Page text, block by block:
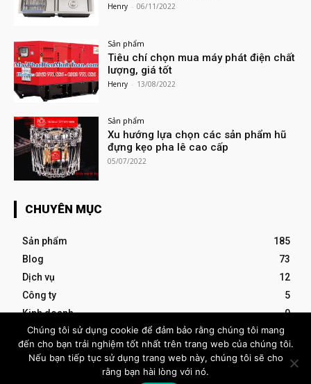
Henry - 06/11/2022
Sản phẩm
Tiêu chí chọn mua máy phát điện chất
lượng, giá tốt
Henry - 13/08/2022
Sản phẩm
Xu hướng lựa chọn các sản phẩm hũ
đựng kẹo pha lê cao cấp
05/07/2022
CHUYÊN MỤC
Sản phẩm
185
Blog
73
Dịch vụ
12
Công ty
5
Kinh doanh
0
- Advertisement -
Chúng tôi sử dụng cookie để đảm bảo rằng chúng tôi mang
đến cho bạn trải nghiệm tốt nhất trên trang web của chúng tôi.
Nếu bạn tiếp tục sử dụng trang web này, chúng tôi sẽ cho
rằng bạn hài lòng với nó.